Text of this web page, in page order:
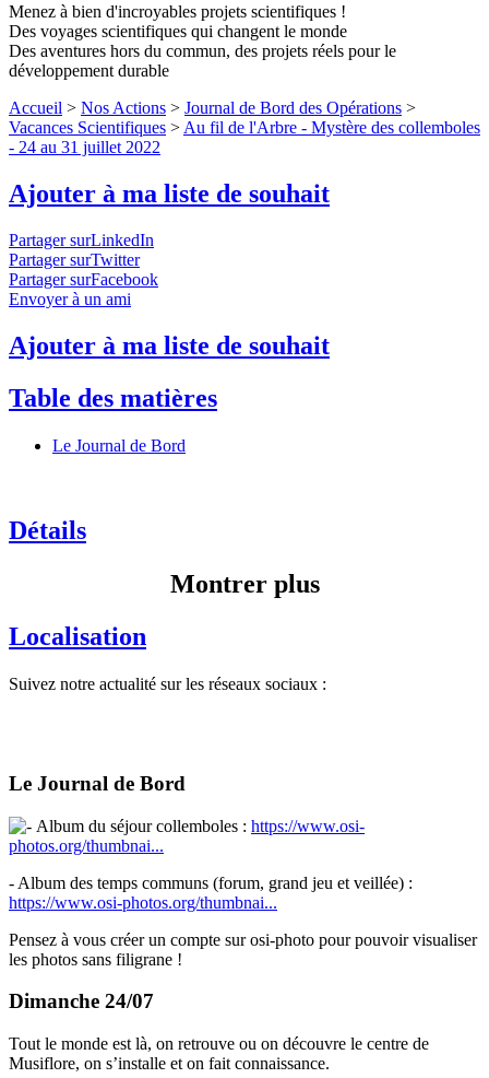
Menez à bien d'incroyables projets scientifiques !
Des voyages scientifiques qui changent le monde
Des aventures hors du commun, des projets réels pour le
développement durable
Accueil > Nos Actions > Journal de Bord des Opérations >
Vacances Scientifiques > Au fil de l'Arbre - Mystère des collemboles
- 24 au 31 juillet 2022
Ajouter à ma liste de souhait
Partager surLinkedIn
Partager surTwitter
Partager surFacebook
Envoyer à un ami
Ajouter à ma liste de souhait
Table des matières
Le Journal de Bord
Détails
Montrer plus
Localisation
Suivez notre actualité sur les réseaux sociaux :
Le Journal de Bord
Album du séjour collemboles : https://www.osi-
photos.org/thumbnai...
- Album des temps communs (forum, grand jeu et veillée) :
https://www.osi-photos.org/thumbnai...
Pensez à vous créer un compte sur osi-photo pour pouvoir visualiser
les photos sans filigrane !
Dimanche 24/07
Tout le monde est là, on retrouve ou on découvre le centre de
Musiflore, on s’installe et on fait connaissance.